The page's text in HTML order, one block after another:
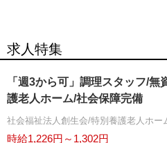
求人特集
「週3から可」調理スタッフ/
護老人ホーム/社会保障完備
社会福祉法人創生会/特別養護老人ホー
時給1,226円～1,302円